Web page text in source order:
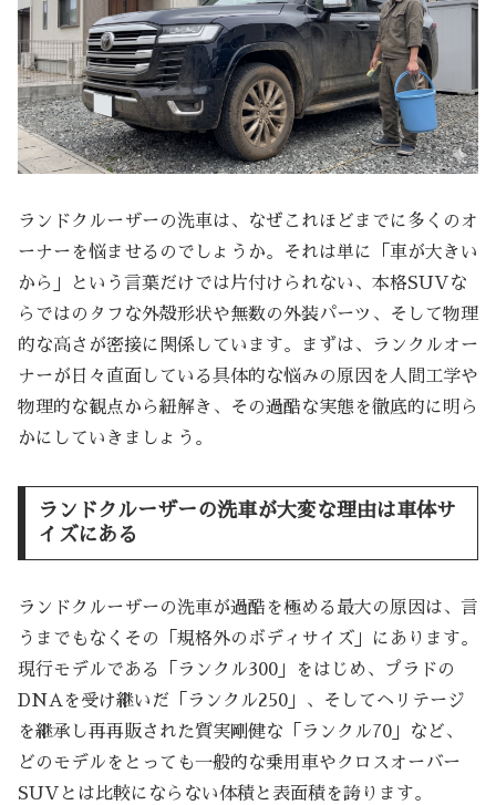
ランドクルーザーの洗車は、なぜこれほどまでに多くのオ
ーナーを悩ませるのでしょうか。それは単に「車が大きい
から」という言葉だけでは片付けられない、本格SUVな
らではのタフな外殻形状や無数の外装パーツ、そして物理
的な高さが密接に関係しています。まずは、ランクルオー
ナーが日々直面している具体的な悩みの原因を人間工学や
物理的な観点から紐解き、その過酷な実態を徹底的に明ら
かにしていきましょう。
ランドクルーザーの洗車が大変な理由は車体サ
イズにある
ランドクルーザーの洗車が過酷を極める最大の原因は、言
うまでもなくその「規格外のボディサイズ」にあります。
現行モデルである「ランクル300」をはじめ、プラドの
DNAを受け継いだ「ランクル250」、そしてヘリテージ
を継承し再再販された質実剛健な「ランクル70」など、
どのモデルをとっても一般的な乗用車やクロスオーバー
SUVとは比較にならない体積と表面積を誇ります。